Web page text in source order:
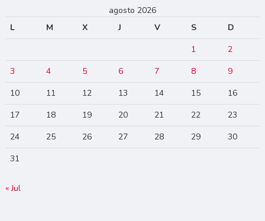
agosto 2026
L
M X J V S
D
1
2
3
4 5 6 7 8
9
10
11 12 13 14 15
16
17
18 19 20 21 22
23
24
25 26 27 28 29
30
31
« Jul